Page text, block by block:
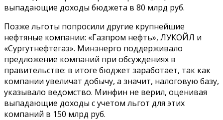
выпадающие доходы бюджета в 80 млрд руб.
Позже льготы попросили другие крупнейшие
нефтяные компании: «Газпром нефть», ЛУКОЙЛ и
«Сургутнефтегаз». Минэнерго поддерживало
предложение компаний при обсуждениях в
правительстве: в итоге бюджет заработает, так как
компании увеличат добычу, а значит, налоговую базу,
указывало ведомство. Минфин не верил, оценивая
выпадающие доходы с учетом льгот для этих
компаний в 150 млрд руб.